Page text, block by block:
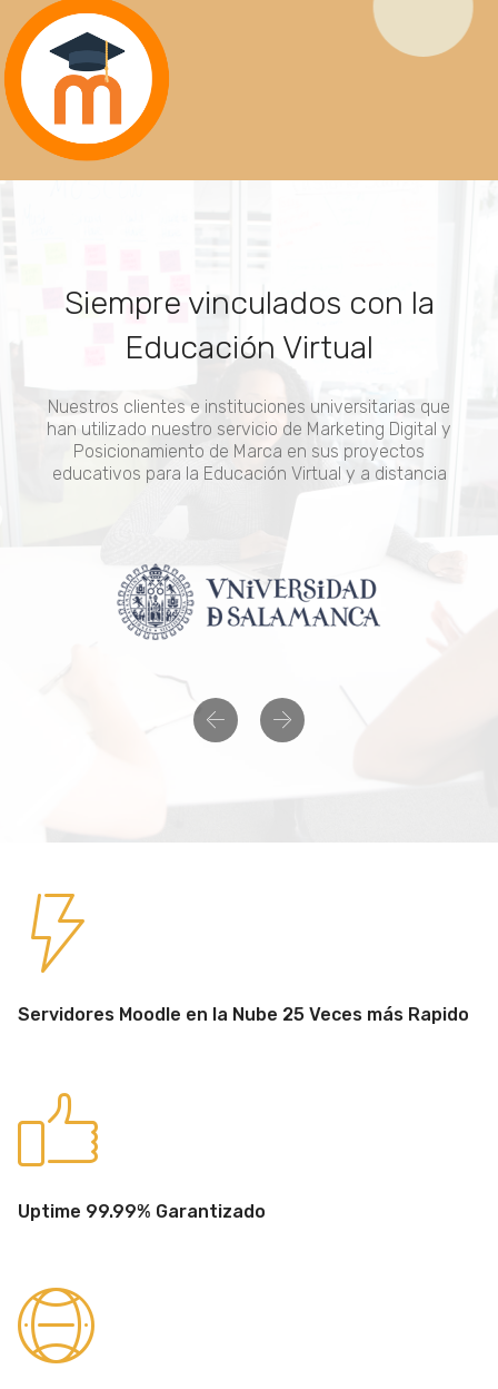
Siempre vinculados con la
Educación Virtual
Nuestros clientes e instituciones universitarias que
han utilizado nuestro servicio de Marketing Digital y
Posicionamiento de Marca en sus proyectos
educativos para la Educación Virtual y a distancia
PreviousNext
Servidores Moodle en la Nube 25 Veces más Rapido
Uptime 99.99% Garantizado